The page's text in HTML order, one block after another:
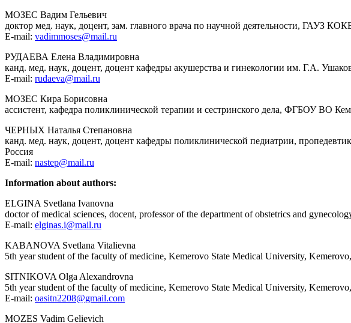
МОЗЕС Вадим Гельевич
доктор мед. наук, доцент, зам. главного врача по научной деятельности, ГАУЗ
E-mail: vadimmoses@mail.ru
РУДАЕВА Елена Владимировна
канд. мед. наук, доцент, доцент кафедры акушерства и гинекологии им. Г.А.
E-mail: rudaeva@mail.ru
МОЗЕС Кира Борисовна
ассистент, кафедра поликлинической терапии и сестринского дела, ФГБОУ ВО
ЧЕРНЫХ Наталья Степановна
канд. мед. наук, доцент, доцент кафедры поликлинической педиатрии,
Россия
E-mail: nastep@mail.ru
Information about authors:
ELGINA Svetlana Ivanovna
doctor of medical sciences, docent, professor of the department of obstetrics and
E-mail: elginas.i@mail.ru
KABANOVA Svetlana Vitalievna
5th year student of the faculty of medicine, Kemerovo State Medical University,
SITNIKOVA Olga Alexandrovna
5th year student of the faculty of medicine, Kemerovo State Medical University,
E-mail: oasitn2208@gmail.com
MOZES Vadim Gelievich